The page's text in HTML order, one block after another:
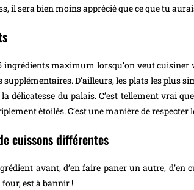
il sera bien moins apprécié que ce que tu
maximum lorsqu’on veut cuisiner
D’ailleurs, les plats les plus
du palais. C’est tellement vrai
étoilés. C’est une manière de respecter
cuissons différentes
avant, d’en faire paner un autre,
est à bannir !